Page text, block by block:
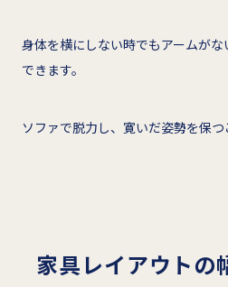
身体を横にしない時でもアームが
できます。
ソファで脱力し、寛いだ姿勢を保つ
家具レイアウトの